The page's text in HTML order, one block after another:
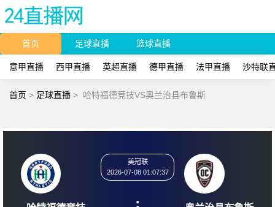
首页 足球直播 篮球直播
意甲直播 西甲直播 英超直播 德甲直播 法甲直播 沙特联
首页 > 足球直播 > 哈特福德竞技VS奥兰治县布鲁斯